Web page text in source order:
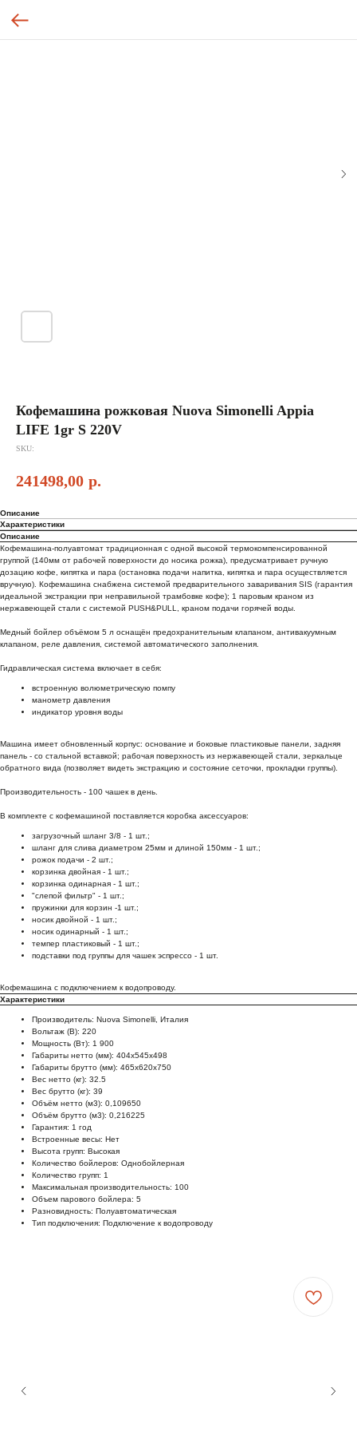
Кофемашина рожковая Nuova Simonelli Appia
LIFE 1gr S 220V
SKU:
241498,00 р.
Описание
Характеристики
Описание
Кофемашина-полуавтомат традиционная с одной высокой термокомпенсированной
группой (140мм от рабочей поверхности до носика рожка), предусматривает ручную
дозацию кофе, кипятка и пара (остановка подачи напитка, кипятка и пара осуществляется
вручную). Кофемашина снабжена системой предварительного заваривания SIS (гарантия
идеальной экстракции при неправильной трамбовке кофе); 1 паровым краном из
нержавеющей стали с системой PUSH&PULL, краном подачи горячей воды.
Медный бойлер объёмом 5 л оснащён предохранительным клапаном, антивакуумным
клапаном, реле давления, системой автоматического заполнения.
Гидравлическая система включает в себя:
встроенную волюметрическую помпу
манометр давления
индикатор уровня воды
Машина имеет обновленный корпус: основание и боковые пластиковые панели, задняя
панель - со стальной вставкой; рабочая поверхность из нержавеющей стали, зеркальце
обратного вида (позволяет видеть экстракцию и состояние сеточки, прокладки группы).
Производительность - 100 чашек в день.
В комплекте с кофемашиной поставляется коробка аксессуаров:
загрузочный шланг 3/8 - 1 шт.;
шланг для слива диаметром 25мм и длиной 150мм - 1 шт.;
рожок подачи - 2 шт.;
корзинка двойная - 1 шт.;
корзинка одинарная - 1 шт.;
"слепой фильтр" - 1 шт.;
пружинки для корзин -1 шт.;
носик двойной - 1 шт.;
носик одинарный - 1 шт.;
темпер пластиковый - 1 шт.;
подставки под группы для чашек эспрессо - 1 шт.
Кофемашина с подключением к водопроводу.
Характеристики
Производитель: Nuova Simonelli, Италия
Вольтаж (В): 220
Мощность (Вт): 1 900
Габариты нетто (мм): 404x545x498
Габариты брутто (мм): 465x620x750
Вес нетто (кг): 32.5
Вес брутто (кг): 39
Объём нетто (м3): 0,109650
Объём брутто (м3): 0,216225
Гарантия: 1 год
Встроенные весы: Нет
Высота групп: Высокая
Количество бойлеров: Однобойлерная
Количество групп: 1
Максимальная производительность: 100
Объем парового бойлера: 5
Разновидность: Полуавтоматическая
Тип подключения: Подключение к водопроводу